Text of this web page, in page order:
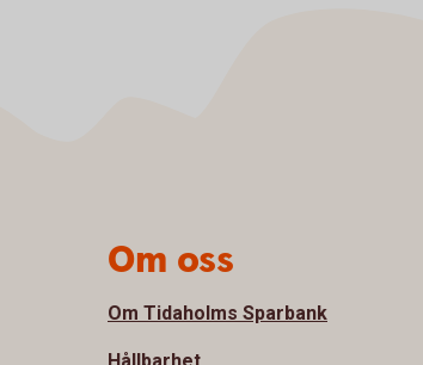
Om oss
Om Tidaholms Sparbank